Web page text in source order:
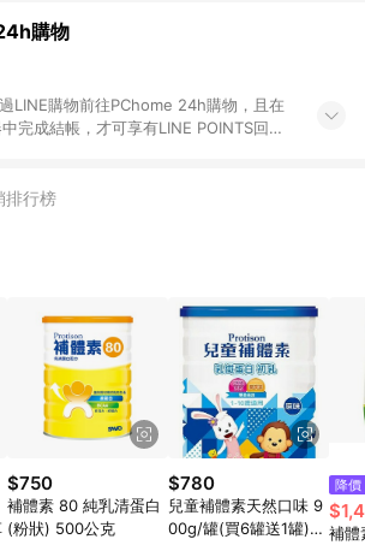
購物
LINE購物前往PChome 24h購物，且在
完成結帳，才可享有LINE POINTS回饋
3》如取消訂單、退貨、購物中登出
儲值商品、企業專區/企業採購、
[2025/2/16起適用] - 票券全品項
回饋點數的計算將會排除【訂單活動折
【P幣扣抵】、【現金積點扣抵】及【訂單
合LINE POINTS回饋資格之訂單將於商
回饋」，若無此標示則 不符合回饋LINE
使用點數紅包 。 《7》LINE購物設有
數」機制 (特殊活動時開放「回饋無上
一商品不論件數計算，並依訂單成立時間
饋機制為準。 《8》LINE購物為購物資
更新會有時間差，如顯示之商品規格、
24h購物銷售網頁不符，以銷售網
排行榜
$750
補體素 80 純乳清蛋白
(粉狀) 500公克
$780
兒童補體素天然口味 9
00g/罐(買6罐送1罐)
降價
補體